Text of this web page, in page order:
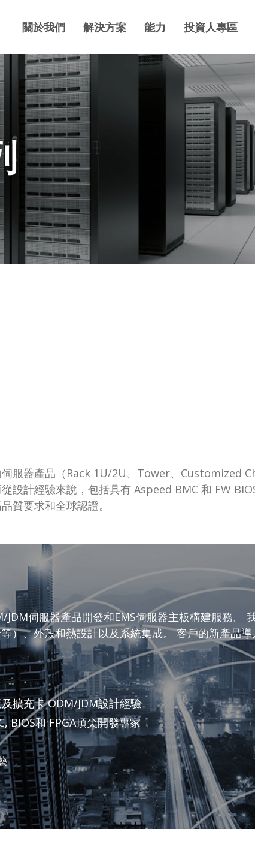
關於我們 解決方案 能力 投資人專區
服器產品（Rack 1U/2U、Tower、Customized
設計經驗來說，包括具有 Aspeed BMC 和 FW
質要求和全球認證。
伺服器產品開發和EMS伺服器主板構建服務。
）、外殼和熱設計以及系統集成。 客戶的新產品
擴充卡 ODM/JDM設計經驗
BIOS和 FPGA頂尖開發專家